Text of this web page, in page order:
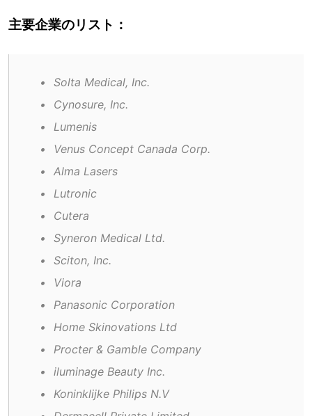
主要企業のリスト：
•	Solta Medical, Inc.
•	Cynosure, Inc.
•	Lumenis
•	Venus Concept Canada Corp.
•	Alma Lasers
•	Lutronic
•	Cutera
•	Syneron Medical Ltd.
•	Sciton, Inc.
•	Viora
•	Panasonic Corporation
•	Home Skinovations Ltd
•	Procter & Gamble Company
•	iluminage Beauty Inc.
•	Koninklijke Philips N.V